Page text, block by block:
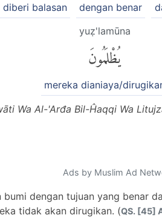
dengan benar
balasan
yuẓ'lamūna
يُظْلَمُونَ
mereka dianiaya/
Wa Al-'Arđa Bil-Ĥaqqi Wa
Ads by Muslim Ad
dengan tujuan yang benar
tidak akan dirugikan. (QS. [45]